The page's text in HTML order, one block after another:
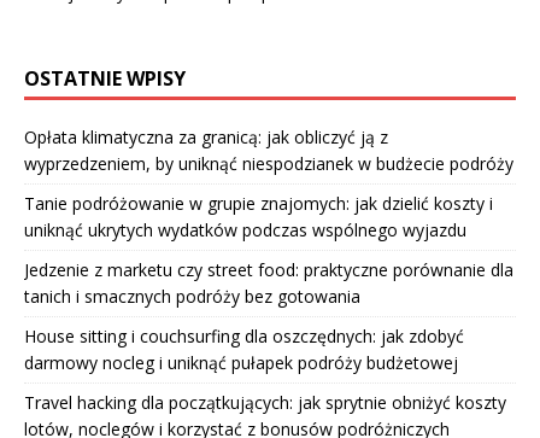
OSTATNIE WPISY
Opłata klimatyczna za granicą: jak obliczyć ją z
wyprzedzeniem, by uniknąć niespodzianek w budżecie podróży
Tanie podróżowanie w grupie znajomych: jak dzielić koszty i
uniknąć ukrytych wydatków podczas wspólnego wyjazdu
Jedzenie z marketu czy street food: praktyczne porównanie dla
tanich i smacznych podróży bez gotowania
House sitting i couchsurfing dla oszczędnych: jak zdobyć
darmowy nocleg i uniknąć pułapek podróży budżetowej
Travel hacking dla początkujących: jak sprytnie obniżyć koszty
lotów, noclegów i korzystać z bonusów podróżniczych